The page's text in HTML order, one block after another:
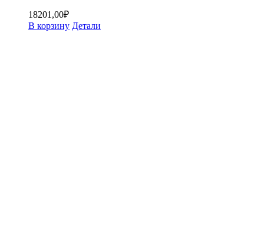
18201,00₽
В корзину Детали